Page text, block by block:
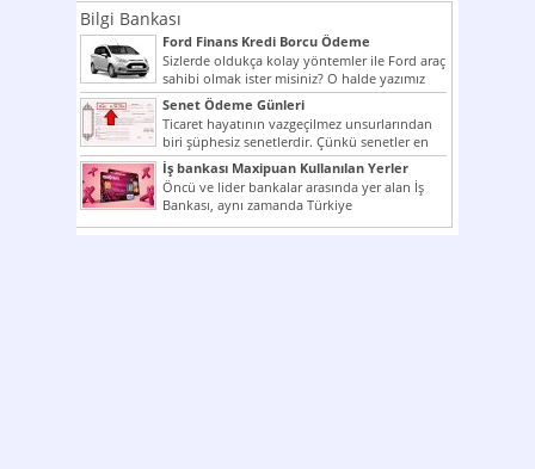
Bilgi Bankası
Ford Finans Kredi Borcu Ödeme
Sizlerde oldukça kolay yöntemler ile Ford araç
sahibi olmak ister misiniz? O halde yazımız
ilginizi...
Senet Ödeme Günleri
Ticaret hayatının vazgeçilmez unsurlarından
biri şüphesiz senetlerdir. Çünkü senetler en
çok kullanılan ödeme araçlarıdır. Taksitler...
İş bankası Maxipuan Kullanılan Yerler
Öncü ve lider bankalar arasında yer alan İş
Bankası, aynı zamanda Türkiye
Cumhuriyeti’nin ilk milli...